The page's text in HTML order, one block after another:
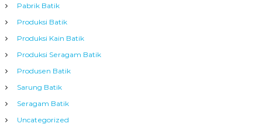
Pabrik Batik
Produksi Batik
Produksi Kain Batik
Produksi Seragam Batik
Produsen Batik
Sarung Batik
Seragam Batik
Uncategorized